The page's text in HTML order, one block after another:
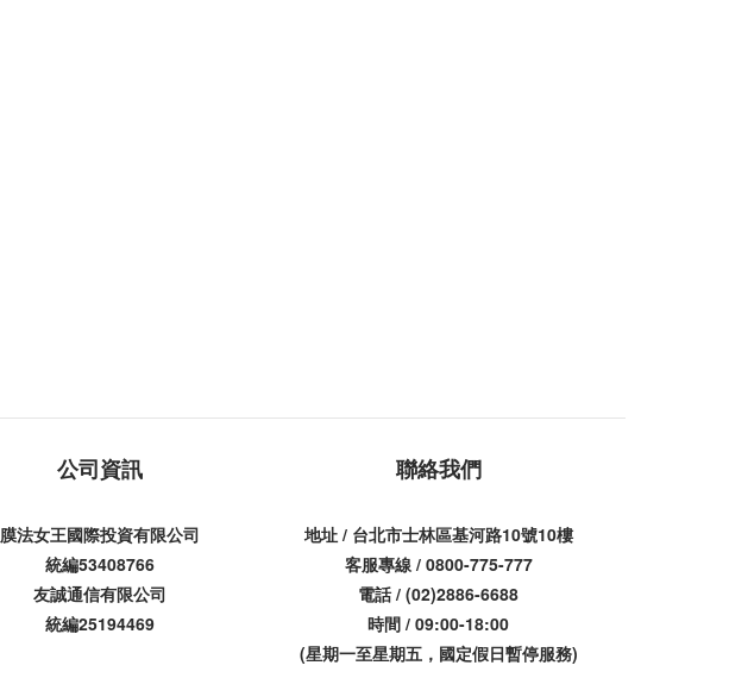
公司資訊
膜法女王國際投資有限公司
統編53408766
友誠通信有限公司
統編25194469
聯絡我們
地址 / 台北市士林區基河路10號10樓
客服專線 / 0800-775-777
電話 / (02)2886-6688
時間 / 09:00-18:00
(星期一至星期五，國定假日暫停服務)